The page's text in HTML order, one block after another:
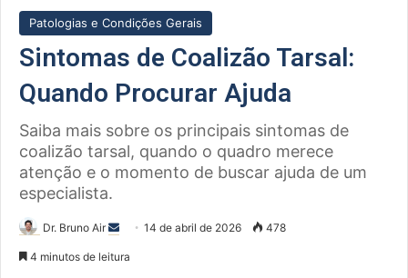
Patologias e Condições Gerais
Sintomas de Coalizão Tarsal:
Quando Procurar Ajuda
Saiba mais sobre os principais sintomas de
coalizão tarsal, quando o quadro merece
atenção e o momento de buscar ajuda de um
especialista.
Dr. Bruno Air
Mande14 de abril de 2026 478
4 minutos de leitura